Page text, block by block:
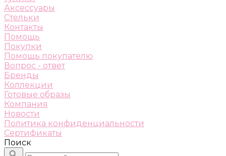
Аксессуары
Стельки
Контакты
Помощь
Покупки
Помощь покупателю
Вопрос - ответ
Бренды
Коллекции
Готовые образы
Компания
Новости
Политика конфиденциальности
Сертификаты
Поиск